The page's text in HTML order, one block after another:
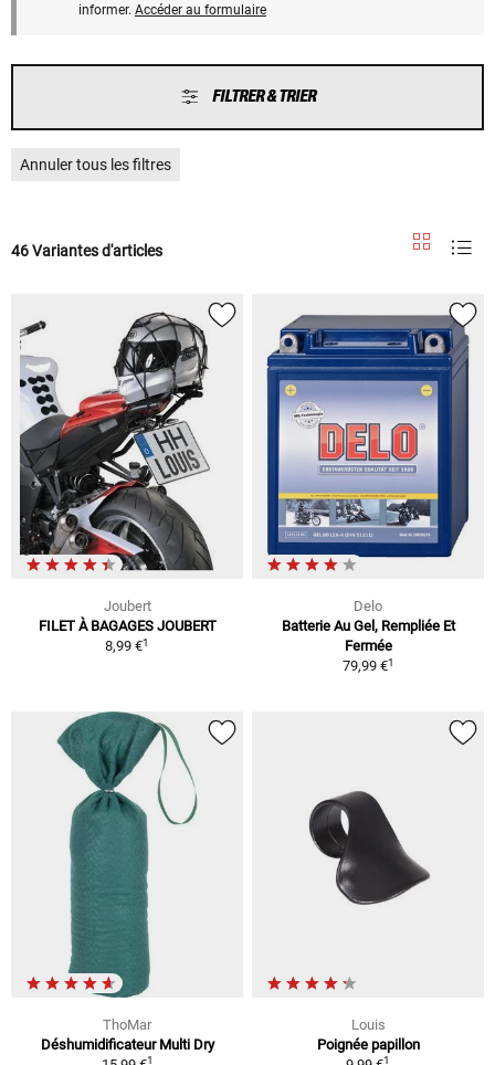
informer. Accéder au formulaire
FILTRER & TRIER
Annuler tous les filtres
46 Variantes d'articles
Joubert
FILET À BAGAGES JOUBERT
8,99 €1
Delo
Batterie Au Gel, Rempliée Et
Fermée
79,99 €1
ThoMar
Déshumidificateur Multi Dry
1
Louis
Poignée papillon
1